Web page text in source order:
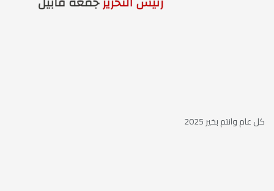
كل عام وانتم بخير 2025